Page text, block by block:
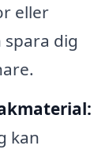
eller
dig
kan